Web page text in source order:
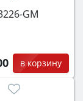
GM
в корзину